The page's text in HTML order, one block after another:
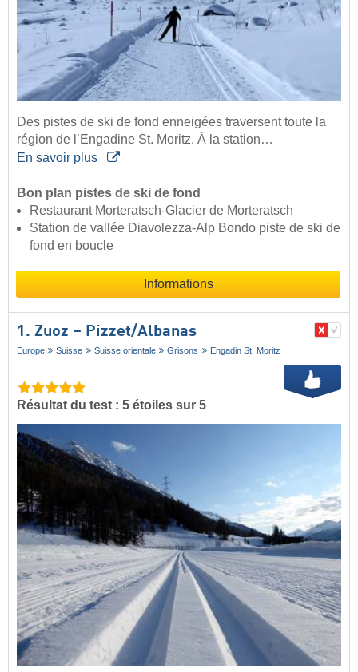
Des pistes de ski de fond enneigées traversent toute la
région de l’Engadine St. Moritz. À la station…
En savoir plus
Bon plan pistes de ski de fond
Restaurant Morteratsch-Glacier de Morteratsch
Station de vallée Diavolezza-Alp Bondo piste de ski de
fond en boucle
Informations
1. Zuoz – Pizzet/​Albanas
Europe Suisse Suisse orientale Grisons Engadin St. Moritz
Résultat du test : 5 étoiles sur 5